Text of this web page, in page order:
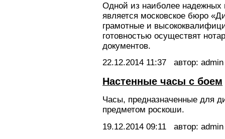
Одной из наиболее надежных
является московское бюро
грамотные и
готовностью осуществят
документов.
22.12.2014 11:37 автор: admin
Настенные часы с боем
Часы, предназначенные для
предметом роскоши.
19.12.2014 09:11 автор: admin